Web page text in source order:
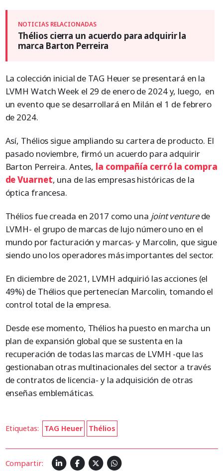
Thélios cierra un acuerdo para adquirir la
marca Barton Perreira
La colección inicial de TAG Heuer se presentará en la
LVMH Watch Week el 29 de enero de 2024 y, luego, en
un evento que se desarrollará en Milán el 1 de febrero
de 2024.
Así, Thélios sigue ampliando su cartera de producto. El
pasado noviembre, firmó un acuerdo para adquirir
Barton Perreira. Antes, la compañía cerró la compra
de Vuarnet, una de las empresas históricas de la
óptica francesa.
Thélios fue creada en 2017 como una joint venturede
LVMH- el grupo de marcas de lujo número uno en el
mundo por facturación y marcas- y Marcolin, que sigue
siendo uno los operadores más importantes del sector.
En diciembre de 2021, LVMH adquirió las acciones (el
49%) de Thélios que pertenecían Marcolin, tomando el
control total de la empresa.
Desde ese momento, Thélios ha puesto en marcha un
plan de expansión global que se sustenta en la
recuperación de todas las marcas de LVMH -que las
gestionaban otras multinacionales del sector a través
de contratos de licencia- y la adquisición de otras
enseñas emblemáticas.
Etiquetas: TAG Heuer Thélios
Compartir: